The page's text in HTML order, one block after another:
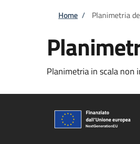
Briciole
Home / Planimetria
Planimetria in scala non